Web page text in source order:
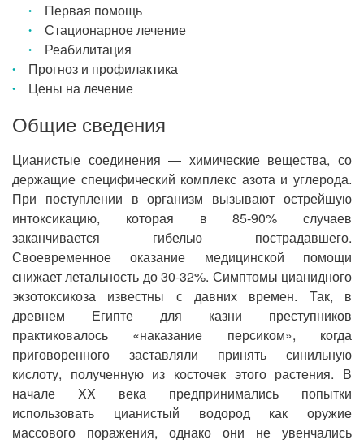
Первая помощь
Стационарное лечение
Реабилитация
Прогноз и профилактика
Цены на лечение
Общие сведения
Цианистые соединения — химические вещества, со
держащие специфический комплекс азота и углерода.
При поступлении в организм вызывают острейшую
интоксикацию, которая в 85-90% случаев
заканчивается гибелью пострадавшего.
Своевременное оказание медицинской помощи
снижает летальность до 30-32%. Симптомы цианидного
экзотоксикоза известны с давних времен. Так, в
древнем Египте для казни преступников
практиковалось «наказание персиком», когда
приговоренного заставляли принять синильную
кислоту, полученную из косточек этого растения. В
начале XX века предпринимались попытки
использовать цианистый водород как оружие
массового поражения, однако они не увенчались